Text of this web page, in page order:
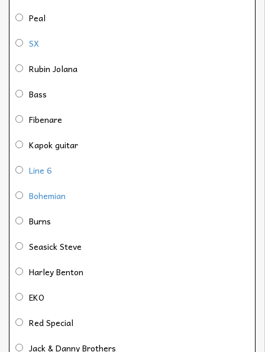
Peal
SX
Rubin Jolana
Bass
Fibenare
Kapok guitar
Line 6
Bohemian
Burns
Seasick Steve
Harley Benton
EKO
Red Special
Jack & Danny Brothers